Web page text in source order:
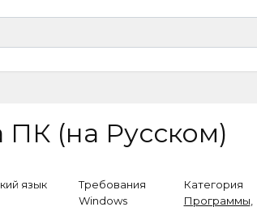
ПК (на Русском)
язык
Требования
Windows
Категория
Программы